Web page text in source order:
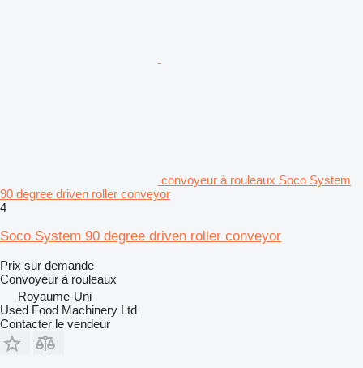
convoyeur à rouleaux Soco System
90 degree driven roller conveyor
4
Soco System 90 degree driven roller conveyor
Prix sur demande
Convoyeur à rouleaux
Royaume-Uni
Used Food Machinery Ltd
Contacter le vendeur